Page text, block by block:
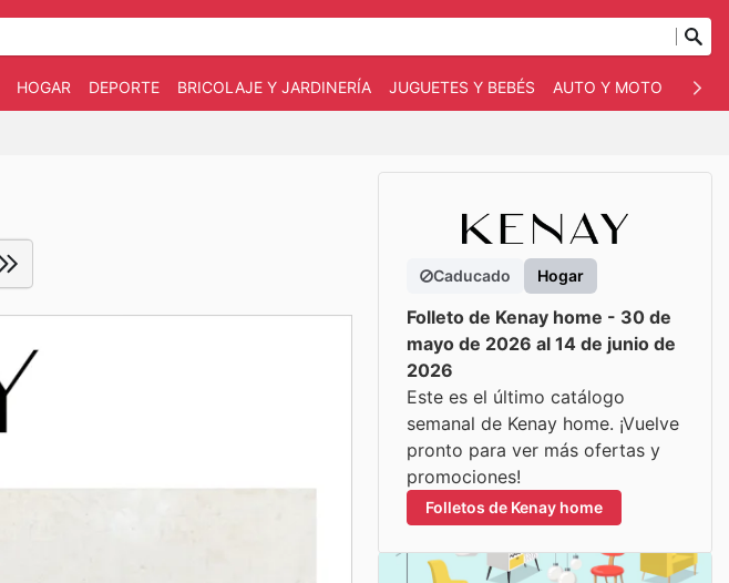
HOGAR DEPORTE BRICOLAJE Y JARDINERÍA JUGUETES Y BEBÉS AUTO Y MOTO
Caducado Hogar
Folleto de Kenay home - 30 de
mayo de 2026 al 14 de junio de
2026
Este es el último catálogo
semanal de Kenay home. ¡Vuelve
pronto para ver más ofertas y
promociones!
Folletos de Kenay home